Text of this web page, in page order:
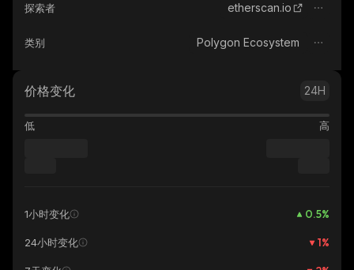
探索者 etherscan.io
类别 Polygon Ecosystem
价格变化 24H
低 高
1小时变化 0.5%
24小时变化 1%